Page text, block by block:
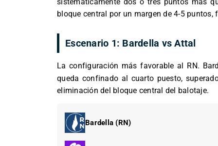
bloque central por un margen de 4-5
Escenario 1: Bardella vs Attal
La configuración más favorable al RN.
queda confinado al cuarto puesto,
eliminación del bloque central del balotaje.
Bardella (RN)